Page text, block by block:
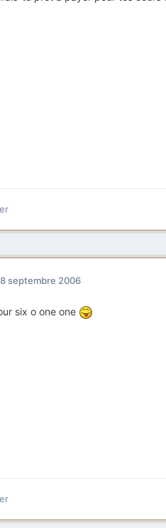
septembre 2006
six o one one